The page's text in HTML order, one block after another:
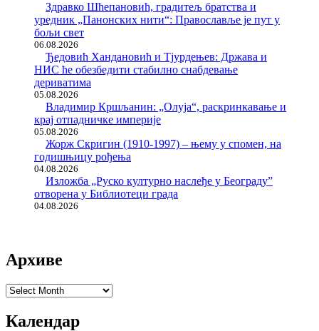
Здравко Шћепановић, градитељ братства и
уредник „Панонских нити“: Православље је пут у
бољи свет
06.08.2026
Ђедовић Хандановић и Тјурдењев: Држава и
НИС ће обезбедити стабилно снабдевање
дериватима
05.08.2026
Владимир Кршљанин: „Олуја“, раскринкавање и
крај отпадничке империје
05.08.2026
Жорж Скригин (1910-1997) – њему у спомен, на
годишњицу рођења
04.08.2026
Изложба „Руско културно наслеђе у Београду”
отворена у Библиотеци града
04.08.2026
Архиве
Архиве
Календар